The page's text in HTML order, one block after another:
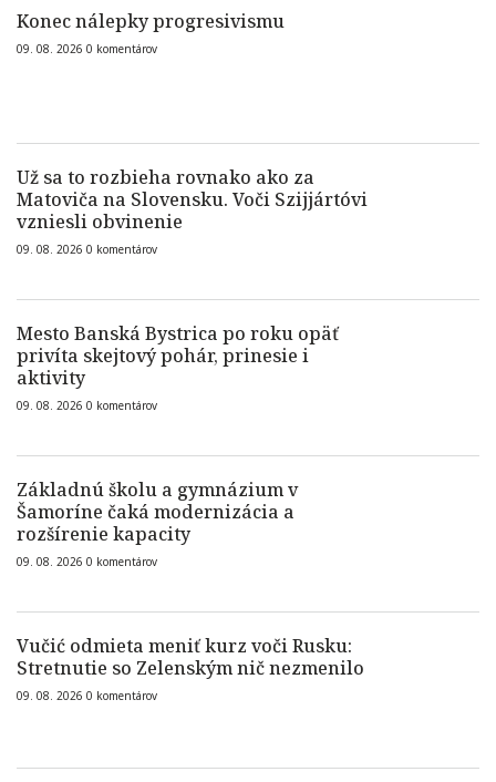
Konec nálepky progresivismu
09. 08. 2026 0 komentárov
Už sa to rozbieha rovnako ako za
Matoviča na Slovensku. Voči Szijjártóvi
vzniesli obvinenie
09. 08. 2026 0 komentárov
Mesto Banská Bystrica po roku opäť
privíta skejtový pohár, prinesie i
aktivity
09. 08. 2026 0 komentárov
Základnú školu a gymnázium v
Šamoríne čaká modernizácia a
rozšírenie kapacity
09. 08. 2026 0 komentárov
Vučić odmieta meniť kurz voči Rusku:
Stretnutie so Zelenským nič nezmenilo
09. 08. 2026 0 komentárov